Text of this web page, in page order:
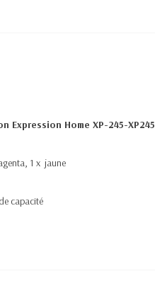
Expression Home XP-245-XP245
1 x jaune
capacité